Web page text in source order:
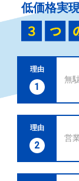
低価格実
理由
1
無
理由
2
営